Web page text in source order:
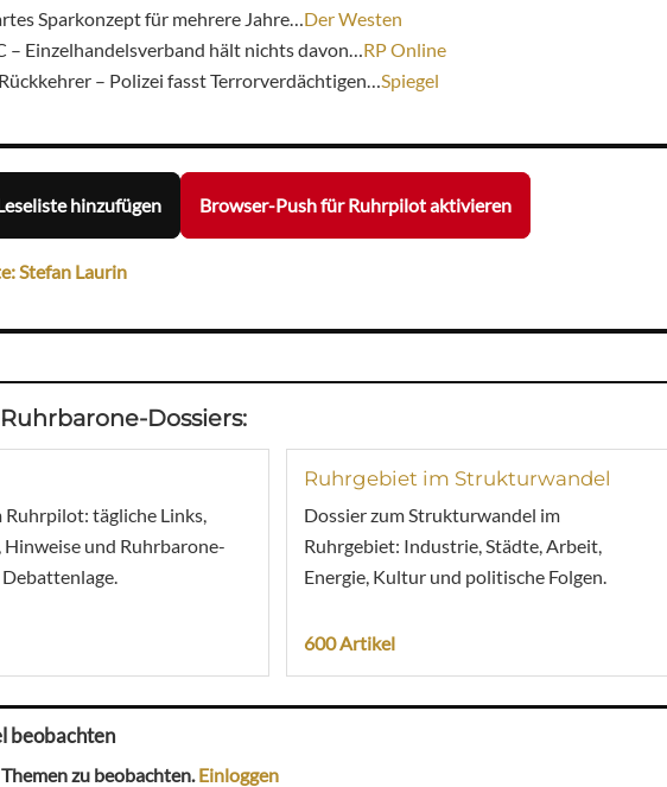
Sparkonzept für mehrere Jahre… Der Westen
– Einzelhandelsverband hält nichts davon… RP Online
– Polizei fasst Terrorverdächtigen… Spiegel
hinzufügen Browser-Push für Ruhrpilot aktivieren
Stefan Laurin
Dossiers:
Ruhrpilot: tägliche Links,
Hinweise und Ruhrbarone-
Ruhrgebiet im Strukturwandel
Dossier zum Strukturwandel im
Ruhrgebiet: Industrie, Städte, Arbeit,
Energie, Kultur und politische Folgen.
600 Artikel
beobachten
zu beobachten.Einloggen